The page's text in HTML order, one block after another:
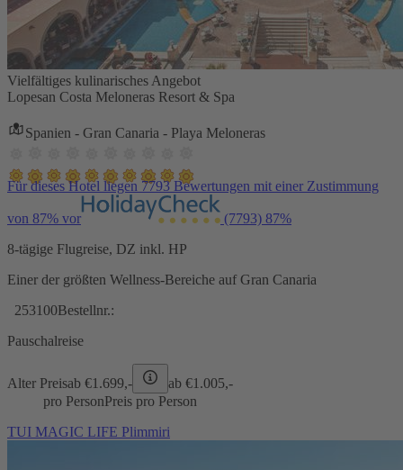
Vielfältiges kulinarisches Angebot
Lopesan Costa Meloneras Resort & Spa
Spanien - Gran Canaria - Playa Meloneras
Für dieses Hotel liegen 7793 Bewertungen mit einer Zustimmung
von 87% vor (7793) 87%
8-tägige Flugreise, DZ inkl. HP
Einer der größten Wellness-Bereiche auf Gran Canaria
253100Bestellnr.:
Pauschalreise
Alter Preisab €1.699,- ab €1.005,-
pro PersonPreis pro Person
TUI MAGIC LIFE Plimmiri